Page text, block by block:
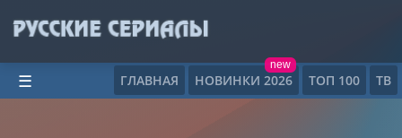
ГЛАВНАЯ НОВИНКИ 2026
new
ТОП 100 ТВ
☰